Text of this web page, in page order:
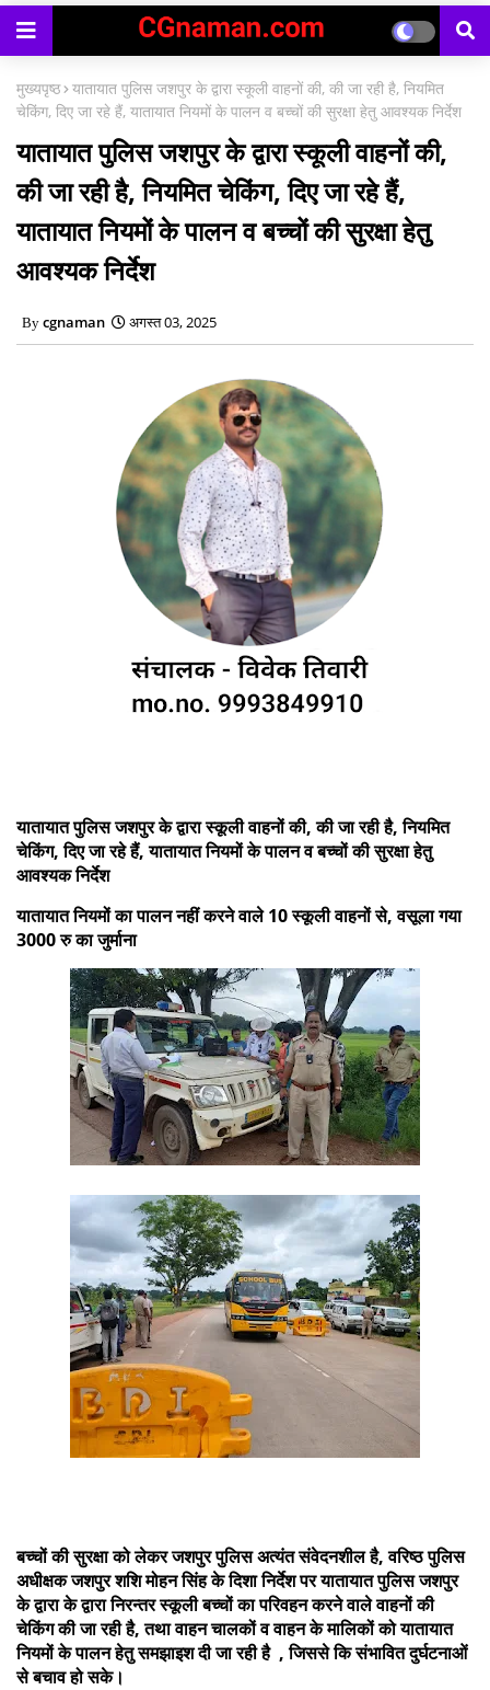
काउंसिलिंग प्रारंभ
मुख्यपृष्ठ यातायात पुलिस जशपुर के द्वारा स्कूली वाहनों की, की जा रही है, नियमित
चेकिंग, दिए जा रहे हैं, यातायात नियमों के पालन व बच्चों की सुरक्षा हेतु आवश्यक निर्देश
यातायात पुलिस जशपुर के द्वारा स्कूली वाहनों की,
की जा रही है, नियमित चेकिंग, दिए जा रहे हैं,
यातायात नियमों के पालन व बच्चों की सुरक्षा हेतु
आवश्यक निर्देश
cgnaman अगस्त 03, 2025
यातायात पुलिस जशपुर के द्वारा स्कूली वाहनों की, की जा रही है, नियमित
चेकिंग, दिए जा रहे हैं, यातायात नियमों के पालन व बच्चों की सुरक्षा हेतु
आवश्यक निर्देश
यातायात नियमों का पालन नहीं करने वाले 10 स्कूली वाहनों से, वसूला गया
3000 रु का जुर्माना
बच्चों की सुरक्षा को लेकर जशपुर पुलिस अत्यंत संवेदनशील है, वरिष्ठ पुलिस
अधीक्षक जशपुर शशि मोहन सिंह के दिशा निर्देश पर यातायात पुलिस जशपुर
के द्वारा के द्वारा निरन्तर स्कूली बच्चों का परिवहन करने वाले वाहनों की
चेकिंग की जा रही है, तथा वाहन चालकों व वाहन के मालिकों को यातायात
नियमों के पालन हेतु समझाइश दी जा रही है , जिससे कि संभावित दुर्घटनाओं
से बचाव हो सके।